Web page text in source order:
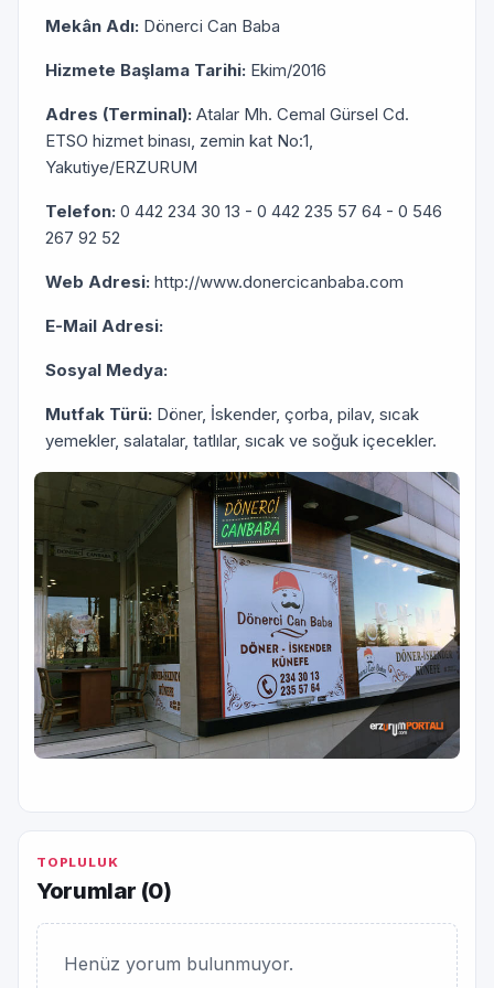
Mekân Adı: Dönerci Can Baba
Hizmete Başlama Tarihi: Ekim/2016
Adres (Terminal): Atalar Mh. Cemal Gürsel Cd.
ETSO hizmet binası, zemin kat No:1,
Yakutiye/ERZURUM
Telefon: 0 442 234 30 13 - 0 442 235 57 64 - 0 546
267 92 52
Web Adresi: http://www.donercicanbaba.com
E-Mail Adresi:
Sosyal Medya:
Mutfak Türü: Döner, İskender, çorba, pilav, sıcak
yemekler, salatalar, tatlılar, sıcak ve soğuk içecekler.
TOPLULUK
Yorumlar (0)
Henüz yorum bulunmuyor.